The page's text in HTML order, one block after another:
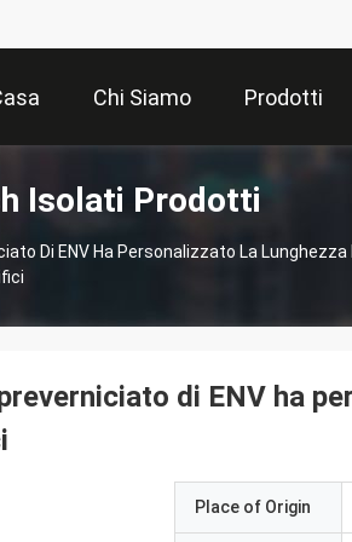
Chi Siamo Prodotti
Isolati Prodotti
Di ENV Ha Personalizzato La
di ENV ha
Place of Origin